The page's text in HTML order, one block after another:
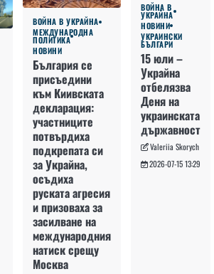
ВОЙНА В УКРАЙНА
МЕЖДУНАРОДНА
ПОЛИТИКА
НОВИНИ
България се
присъедини
към Киивската
декларация:
участниците
потвърдиха
подкрепата си
за Украйна,
осъдиха
руската агресия
и призоваха за
засилване на
международния
натиск срещу
Москва
ВОЙНА В
УКРАЙНА
НОВИНИ
УКРАИНСКИ
БЪЛГАРИ
15 юли –
Украйна
отбелязва
Деня на
украинската
държавност
Valeriia Skorych
2026-07-15 13:29